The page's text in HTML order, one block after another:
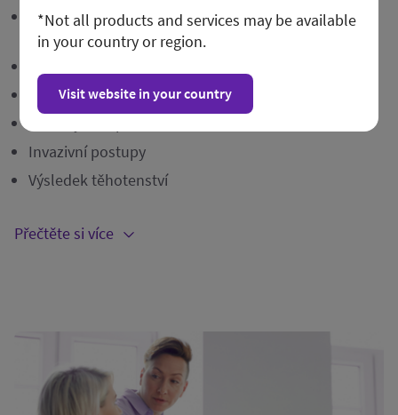
Ultrazvuk v 1. trimestru (včetně hodnocení rizika
FMF)¹
Sken růstu
Invazivní postupy
Výsledek těhotenství
Přečtěte si více
*Not all products and services may be available
in your country or region.
Visit website in your country